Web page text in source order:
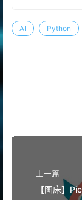
AI Python
上一篇
【图床】